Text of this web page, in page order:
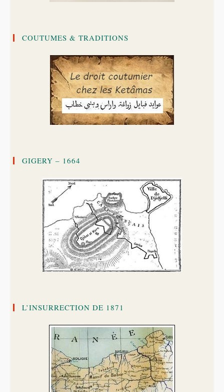
COUTUMES & TRADITIONS
GIGERY – 1664
L’INSURRECTION DE 1871